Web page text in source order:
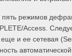
режимов
Access.
и ее сетевая